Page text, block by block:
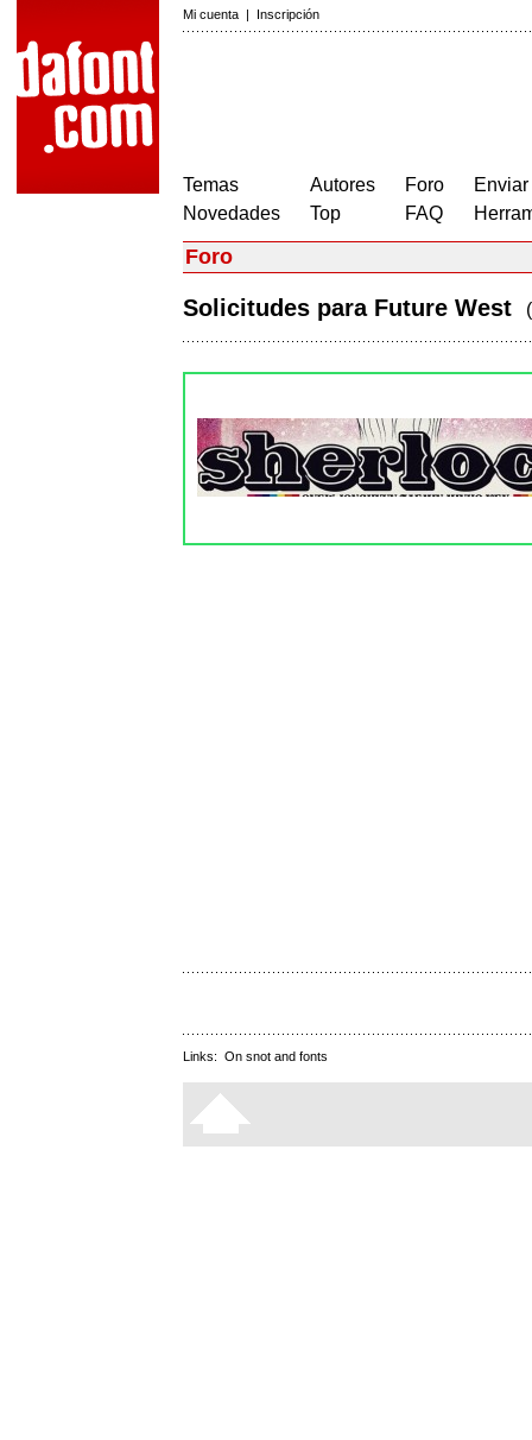
Mi cuenta | Inscripción
Temas
Novedades
Autores
Top
Foro
FAQ
Foro
Solicitudes para Future West
Links: On snot and fonts